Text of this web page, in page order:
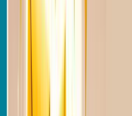
bericht
Je hebt ongeveer